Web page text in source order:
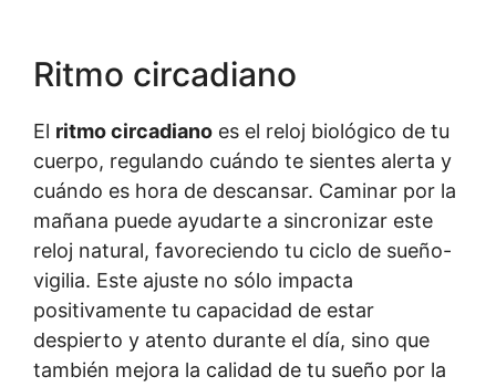
Ritmo circadiano
El ritmo circadiano es el reloj biológico de tu
cuerpo, regulando cuándo te sientes alerta y
cuándo es hora de descansar. Caminar por la
mañana puede ayudarte a sincronizar este
reloj natural, favoreciendo tu ciclo de sueño-
vigilia. Este ajuste no sólo impacta
positivamente tu capacidad de estar
despierto y atento durante el día, sino que
también mejora la calidad de tu sueño por la